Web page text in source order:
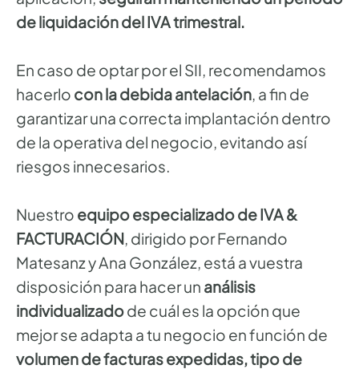
de liquidación del IVA trimestral.
En caso de optar por el SII, recomendamos
hacerlo con la debida antelación , a fin de
garantizar una correcta implantación dentro
de la operativa del negocio, evitando así
riesgos innecesarios.
Nuestro equipo especializado de IVA &
FACTURACIÓN , dirigido por Fernando
Matesanz y Ana González, está a vuestra
disposición para hacer un análisis
individualizadode cuál es la opción que
mejor se adapta a tu negocio en función de
volumen de facturas expedidas, tipo de